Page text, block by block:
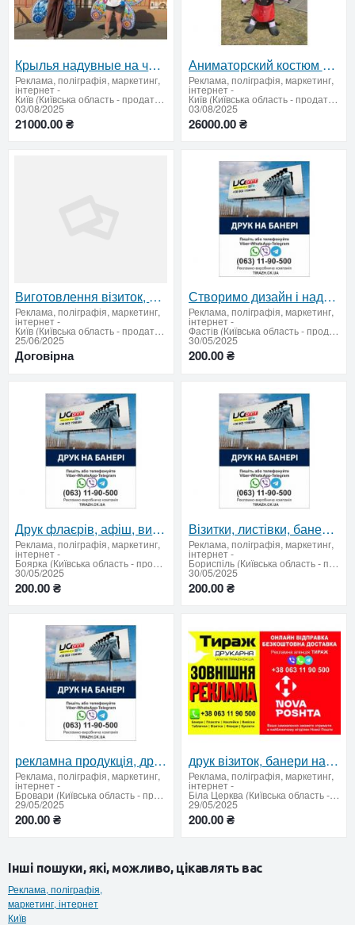
Крылья надувные на человека 3х3 м 2 кг 4 часа работы на одном заряде
Реклама, поліграфія, маркетинг,
інтернет-
Київ (Київська область - продати купити)
03/08/2025
21000.00 ₴
Аниматорский костюм надувной - ходячий щит бренда 240 см 4 часа работы
Реклама, поліграфія, маркетинг,
інтернет-
Київ (Київська область - продати купити)
03/08/2025
26000.00 ₴
Виготовлення візиток, наклейок, етикеток, афіш, банерів, табличок, флаєрів — друк поліграфія на замо
Реклама, поліграфія, маркетинг,
інтернет-
Київ (Київська область - продати купити)
25/06/2025
Договірна
Створимо дизайн і надрукуємо поліграфію будь-якої складності 8
Реклама, поліграфія, маркетинг,
інтернет-
Фастів (Київська область - продати купити)
30/05/2025
200.00 ₴
Друк флаєрів, афіш, вивісок з доставкою 7
Реклама, поліграфія, маркетинг,
інтернет-
Боярка (Київська область - продати купити)
30/05/2025
200.00 ₴
Візитки, листівки, банери — друкуємо все 6
Реклама, поліграфія, маркетинг,
інтернет-
Бориспіль (Київська область - продати купити)
30/05/2025
200.00 ₴
рекламна продукція, друк листівок, дизайн під ключ, банери, афіші 4
Реклама, поліграфія, маркетинг,
інтернет-
Бровари (Київська область - продати купити)
29/05/2025
200.00 ₴
друк візиток, банери на замовлення, флаєри, логотипи, таблички 1
Реклама, поліграфія, маркетинг,
інтернет-
Біла Церква (Київська область - продати купити)
29/05/2025
200.00 ₴
Інші пошуки, які, можливо, цікавлять вас
Реклама, поліграфія,
маркетинг, інтернет
Київ